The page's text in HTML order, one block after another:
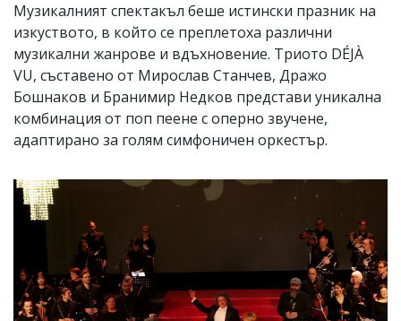
Музикалният спектакъл беше истински празник на
изкуството, в който се преплетоха различни
музикални жанрове и вдъхновение. Триото DÉJÀ
VU, съставено от Мирослав Станчев, Дражо
Бошнаков и Бранимир Недков представи уникална
комбинация от поп пеене с оперно звучене,
адаптирано за голям симфоничен оркестър.